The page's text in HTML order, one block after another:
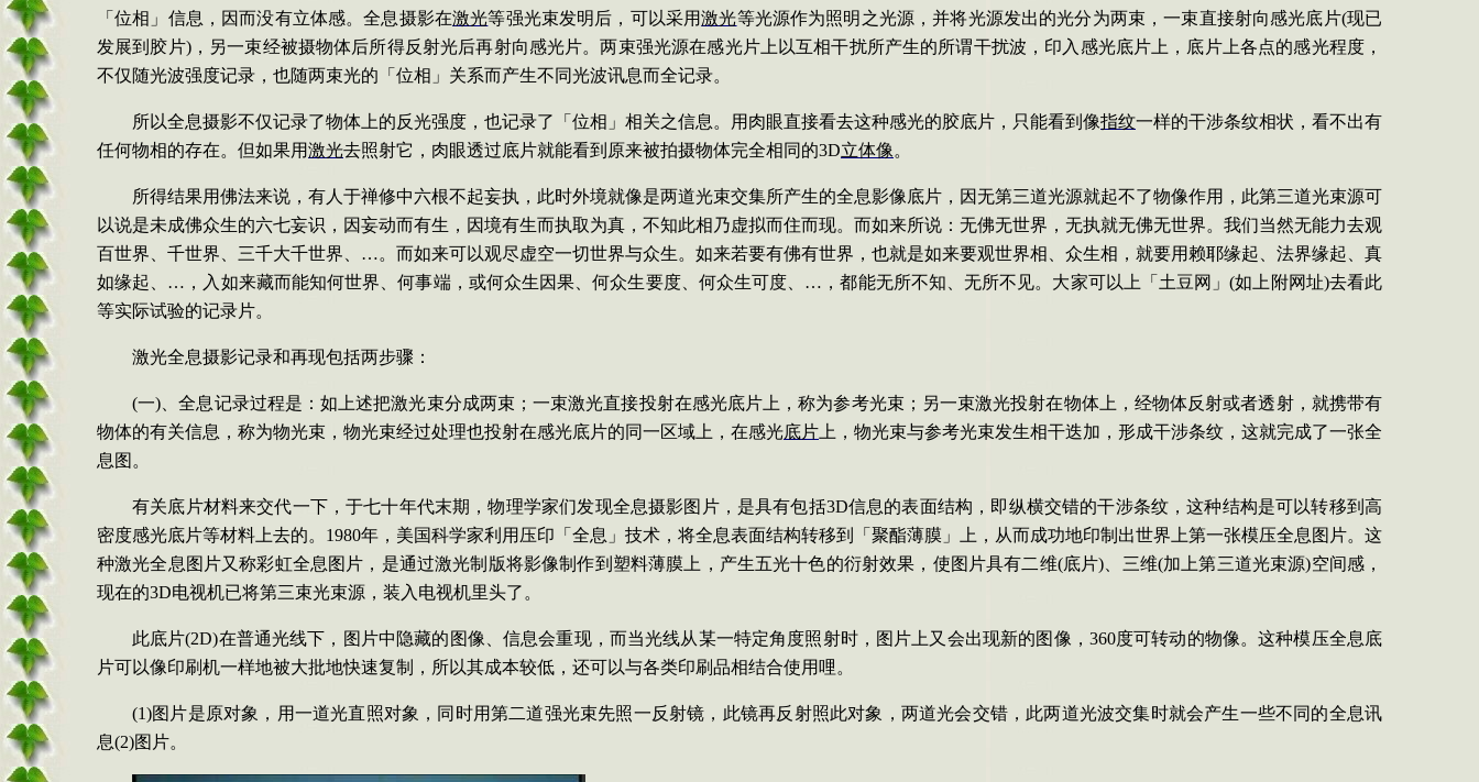
「位相」信息，因而没有立体感。全息摄影在激光等强光束发明后，可以采用激光等光源作为照明之光源，并将光源发出的光分为两束，一束直接射向感光底片(现已
发展到胶片)，另一束经被摄物体后所得反射光后再射向感光片。两束强光源在感光片上以互相干扰所产生的所谓干扰波，印入感光底片上，底片上各点的感光程度，
不仅随光波强度记录，也随两束光的「位相」关系而产生不同光波讯息而全记录。
所以全息摄影不仅记录了物体上的反光强度，也记录了「位相」相关之信息。用肉眼直接看去这种感光的胶底片，只能看到像指纹一样的干涉条纹相状，看不出有
任何物相的存在。但如果用激光去照射它，肉眼透过底片就能看到原来被拍摄物体完全相同的3D立体像。
所得结果用佛法来说，有人于禅修中六根不起妄执，此时外境就像是两道光束交集所产生的全息影像底片，因无第三道光源就起不了物像作用，此第三道光束源可
以说是未成佛众生的六七妄识，因妄动而有生，因境有生而执取为真，不知此相乃虚拟而住而现。而如来所说：无佛无世界，无执就无佛无世界。我们当然无能力去观
百世界、千世界、三千大千世界、…。而如来可以观尽虚空一切世界与众生。如来若要有佛有世界，也就是如来要观世界相、众生相，就要用赖耶缘起、法界缘起、真
如缘起、…，入如来藏而能知何世界、何事端，或何众生因果、何众生要度、何众生可度、…，都能无所不知、无所不见。 大家可以上「土豆网」(如上附网址)去看此
等实际试验的记录片。
激光全息摄影记录和再现包括两步骤：
(一) 、全息记录过程是：如上述把激光束分成两束；一束激光直接投射在感光底片上，称为参考光束；另一束激光投射在物体上，经物体反射或者透射，就携带有
物体的有关信息，称为物光束，物光束经过处理也投射在感光底片的同一区域上，在感光底片 上，物光束与参考光束发生相干迭加，形成干涉条纹，这就完成了一张全
息图。
有关底片材料来交代一下，于七十年代末期，物理学家们发现全息摄影图片，是具有包括3D信息的表面结构，即纵横交错的干涉条纹，这种结构是可以转移到高
密度感光底片等材料上去的。 1980年，美国科学家利用压印「全息」技术，将全息表面结构转移到「聚酯薄膜」上，从而成功地印制出世界上第一张模压全息图片。这
种激光全息图片又称彩虹全息图片，是通过激光制版将影像制作到塑料薄膜上，产生五光十色的衍射效果，使图片具有二维(底片) 、三维(加上第三道光束源)空间感，
现在的3D电视机已将第三束光束源，装入电视机里头了。
此底片(2D)在普通光线下，图片中隐藏的图像、信息会重现，而当光线从某一特定角度照射时，图片上又会出现新的图像， 360度可转动的物像。这种模压全息底
片可以像印刷机一样地被大批地快速复制，所以其成本较低，还可以与各类印刷品相结合使用哩。
(1)图片是原对象，用一道光直照对象，同时用第二道强光束先照一反射镜，此镜再反射照此对象，两道光会交错，此两道光波交集时就会产生一些不同的全息讯
息(2)图片。